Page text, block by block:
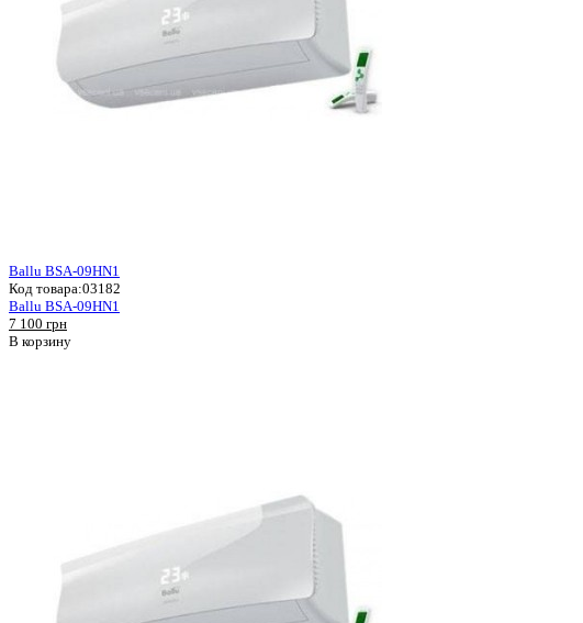
Ballu BSA-09HN1
Код товара:03182
Ballu BSA-09HN1
7 100 грн
В корзину